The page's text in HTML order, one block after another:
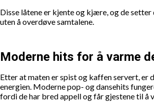
Disse låtene er kjente og kjære, og de
uten å overdøve samtalene.
Moderne hits for å varme
Etter at maten er spist og kaffen servert, er
energien. Moderne pop- og dansehits
fordi de har bred appell og får gjestene til å